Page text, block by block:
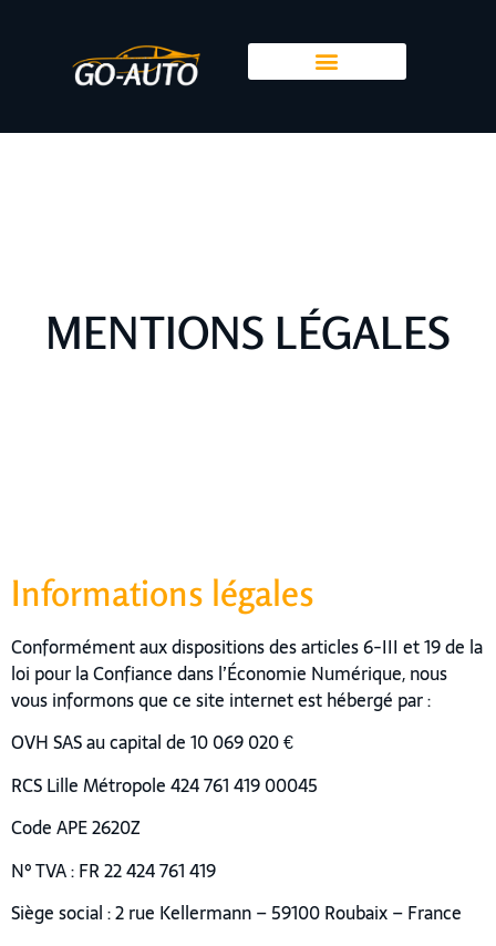
MENTIONS LÉGALES
Informations légales
Conformément aux dispositions des articles 6-III et 19 de la
loi pour la Confiance dans l’Économie Numérique, nous
vous informons que ce site internet est hébergé par :
OVH SAS au capital de 10 069 020 €
RCS Lille Métropole 424 761 419 00045
Code APE 2620Z
N° TVA : FR 22 424 761 419
Siège social : 2 rue Kellermann – 59100 Roubaix – France